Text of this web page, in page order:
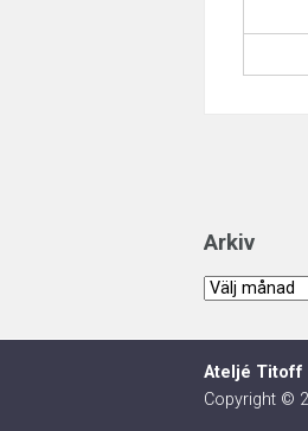
Arkiv
Arkiv
Ateljé Titoff
Copyright ©